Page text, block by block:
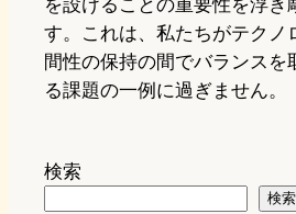
す。これは、私たちがテクノ
間性の保持の間でバランスを
る課題の一例に過ぎません。
検索
検索